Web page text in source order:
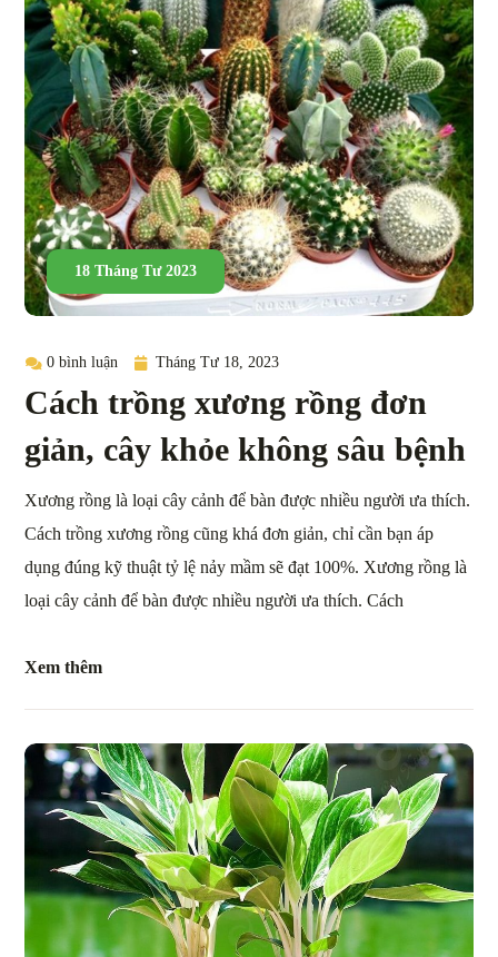
18 Tháng Tư 2023
0 bình luận Tháng Tư 18, 2023
Cách trồng xương rồng đơn
giản, cây khỏe không sâu bệnh
Xương rồng là loại cây cảnh để bàn được nhiều người ưa thích.
Cách trồng xương rồng cũng khá đơn giản, chỉ cần bạn áp
dụng đúng kỹ thuật tỷ lệ nảy mầm sẽ đạt 100%. Xương rồng là
loại cây cảnh để bàn được nhiều người ưa thích. Cách
Xem thêm